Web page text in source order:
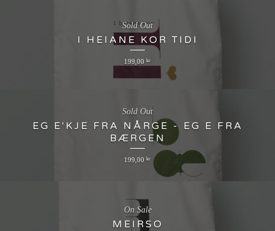
I HEIANE KOR TIDI
199,00 kr
Sold Out
EG E'KJE FRA NÅRGE - EG E FRA
BÆRGEN
199,00 kr
Sold Out
MEIRSO
On Sale